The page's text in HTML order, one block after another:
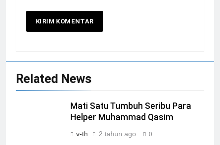
Related News
Mati Satu Tumbuh Seribu Para
Helper Muhammad Qasim
v-th 2 tahun ago 0